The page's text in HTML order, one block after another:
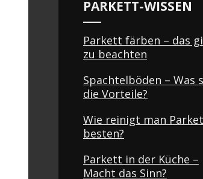
PARKETT-WISSEN
Parkett färben – das
zu beachten
Spachtelböden – Was
die Vorteile?
Wie reinigt man
besten?
Parkett in der Küche –
Macht das Sinn?